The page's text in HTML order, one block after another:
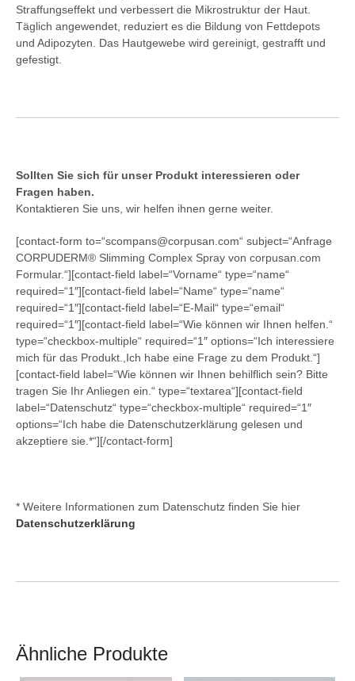
Straffungseffekt und verbessert die Mikrostruktur der Haut.
Täglich angewendet, reduziert es die Bildung von Fettdepots
und Adipozyten. Das Hautgewebe wird gereinigt, gestrafft und
gefestigt.
Sollten Sie sich für unser Produkt interessieren oder
Fragen haben.
Kontaktieren Sie uns, wir helfen ihnen gerne weiter.
[contact-form to=“scompans@corpusan.com“ subject=“Anfrage
CORPUDERM® Slimming Complex Spray von corpusan.com
Formular.“][contact-field label=“Vorname“ type=“name“
required=“1″][contact-field label=“Name“ type=“name“
required=“1″][contact-field label=“E-Mail“ type=“email“
required=“1″][contact-field label=“Wie können wir Ihnen helfen.“
type=“checkbox-multiple“ required=“1″ options=“Ich interessiere
mich für das Produkt.,Ich habe eine Frage zu dem Produkt.“]
[contact-field label=“Wie können wir Ihnen behilflich sein? Bitte
tragen Sie Ihr Anliegen ein.“ type=“textarea“][contact-field
label=“Datenschutz“ type=“checkbox-multiple“ required=“1″
options=“Ich habe die Datenschutzerklärung gelesen und
akzeptiere sie.*“][/contact-form]
* Weitere Informationen zum Datenschutz finden Sie hier
Datenschutzerklärung
Ähnliche Produkte